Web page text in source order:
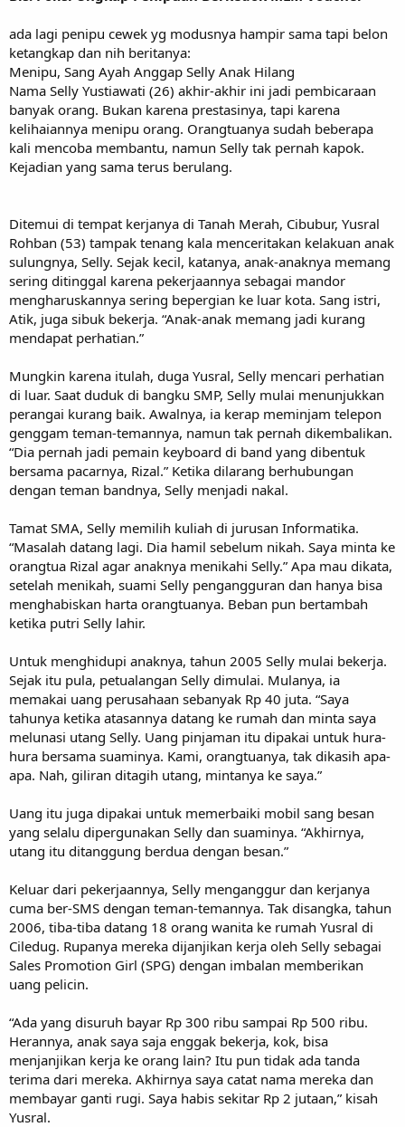
ada lagi penipu cewek yg modusnya hampir sama tapi belon
ketangkap dan nih beritanya:
Menipu, Sang Ayah Anggap Selly Anak Hilang
Nama Selly Yustiawati (26) akhir-akhir ini jadi pembicaraan
banyak orang. Bukan karena prestasinya, tapi karena
kelihaiannya menipu orang. Orangtuanya sudah beberapa
kali mencoba membantu, namun Selly tak pernah kapok.
Kejadian yang sama terus berulang.
Ditemui di tempat kerjanya di Tanah Merah, Cibubur, Yusral
Rohban (53) tampak tenang kala menceritakan kelakuan anak
sulungnya, Selly. Sejak kecil, katanya, anak-anaknya memang
sering ditinggal karena pekerjaannya sebagai mandor
mengharuskannya sering bepergian ke luar kota. Sang istri,
Atik, juga sibuk bekerja. “Anak-anak memang jadi kurang
mendapat perhatian.”
Mungkin karena itulah, duga Yusral, Selly mencari perhatian
di luar. Saat duduk di bangku SMP, Selly mulai menunjukkan
perangai kurang baik. Awalnya, ia kerap meminjam telepon
genggam teman-temannya, namun tak pernah dikembalikan.
“Dia pernah jadi pemain keyboard di band yang dibentuk
bersama pacarnya, Rizal.” Ketika dilarang berhubungan
dengan teman bandnya, Selly menjadi nakal.
Tamat SMA, Selly memilih kuliah di jurusan Informatika.
“Masalah datang lagi. Dia hamil sebelum nikah. Saya minta ke
orangtua Rizal agar anaknya menikahi Selly.” Apa mau dikata,
setelah menikah, suami Selly pengangguran dan hanya bisa
menghabiskan harta orangtuanya. Beban pun bertambah
ketika putri Selly lahir.
Untuk menghidupi anaknya, tahun 2005 Selly mulai bekerja.
Sejak itu pula, petualangan Selly dimulai. Mulanya, ia
memakai uang perusahaan sebanyak Rp 40 juta. “Saya
tahunya ketika atasannya datang ke rumah dan minta saya
melunasi utang Selly. Uang pinjaman itu dipakai untuk hura-
hura bersama suaminya. Kami, orangtuanya, tak dikasih apa-
apa. Nah, giliran ditagih utang, mintanya ke saya.”
Uang itu juga dipakai untuk memerbaiki mobil sang besan
yang selalu dipergunakan Selly dan suaminya. “Akhirnya,
utang itu ditanggung berdua dengan besan.”
Keluar dari pekerjaannya, Selly menganggur dan kerjanya
cuma ber-SMS dengan teman-temannya. Tak disangka, tahun
2006, tiba-tiba datang 18 orang wanita ke rumah Yusral di
Ciledug. Rupanya mereka dijanjikan kerja oleh Selly sebagai
Sales Promotion Girl (SPG) dengan imbalan memberikan
uang pelicin.
“Ada yang disuruh bayar Rp 300 ribu sampai Rp 500 ribu.
Herannya, anak saya saja enggak bekerja, kok, bisa
menjanjikan kerja ke orang lain? Itu pun tidak ada tanda
terima dari mereka. Akhirnya saya catat nama mereka dan
membayar ganti rugi. Saya habis sekitar Rp 2 jutaan,” kisah
Yusral.